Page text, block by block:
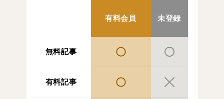
有料会員 未登録
無料記事
有料記事